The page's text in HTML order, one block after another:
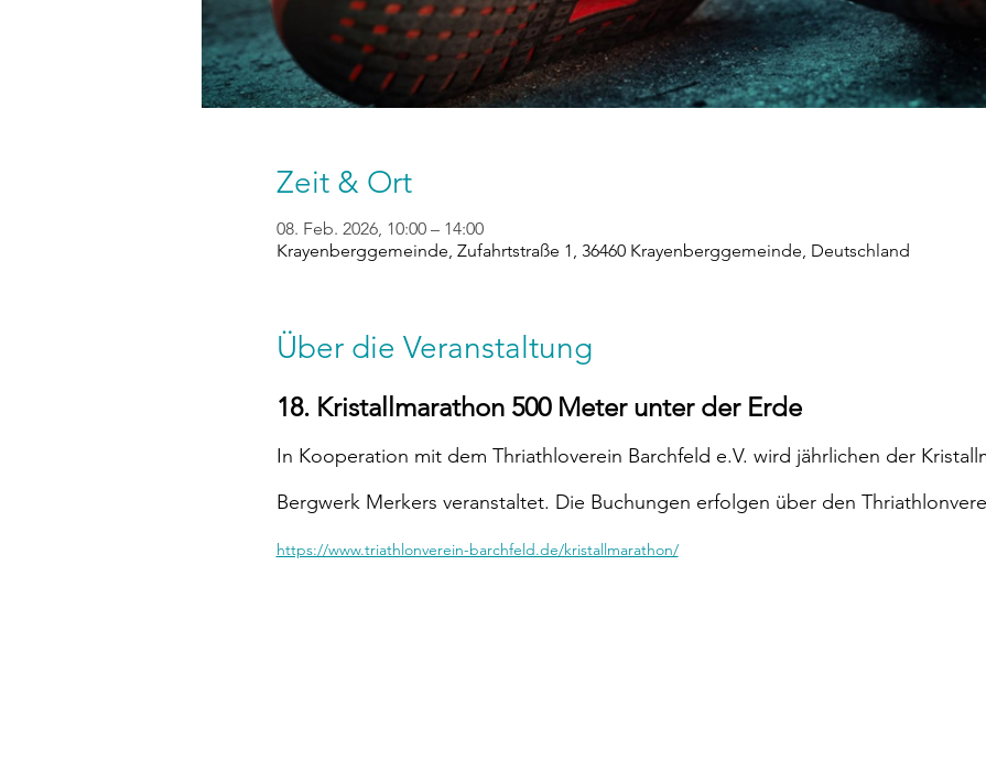
Zeit & Ort
08. Feb. 2026, 10:00 – 14:00
Krayenberggemeinde, Zufahrtstraße 1, 36460 Krayenberggemeinde, Deutschland
Über die Veranstaltung
18. Kristallmarathon 500 Meter unter der Erde
In Kooperation mit dem Thriathloverein Barchfeld e.V. wird jährlichen der
Bergwerk Merkers veranstaltet. Die Buchungen erfolgen über den
https://www.triathlonverein-barchfeld.de/kristallmarathon/